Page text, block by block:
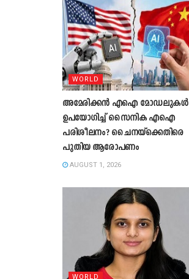
WORLD
അമേരിക്കൻ എഐ മോഡലുകൾ
ഉപയോഗിച്ച് സൈനിക എഐ
പരിശീലനം? ചൈനയ്‌ക്കെതിരെ
പുതിയ ആരോപണം
AUGUST 1, 2026
WORLD